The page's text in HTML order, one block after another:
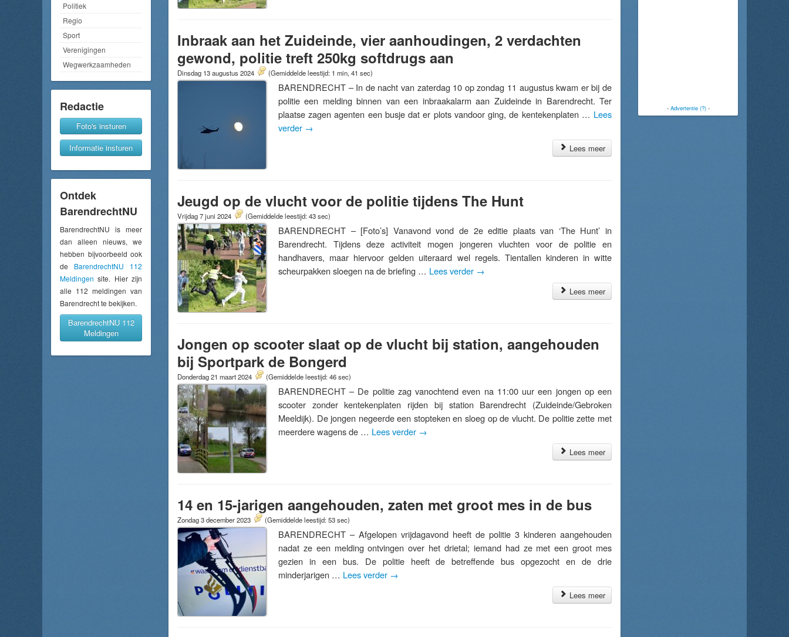
Politiek
Regio
Sport
Verenigingen
Wegwerkzaamheden
Redactie
Foto's insturen
Informatie insturen
Ontdek
BarendrechtNU
BarendrechtNU is meer
dan alleen nieuws, we
hebben bijvoorbeeld ook
de BarendrechtNU 112
Meldingen site. Hier zijn
alle 112 meldingen van
Barendrecht te bekijken.
BarendrechtNU 112
Meldingen
Inbraak aan het Zuideinde, vier aanhoudingen, 2 verdachten
gewond, politie treft 250kg softdrugs aan
Dinsdag 13 augustus 2024 (Gemiddelde leestijd: 1 min, 41 sec)
BARENDRECHT – In de nacht van zaterdag 10 op zondag 11 augustus kwam er bij de
politie een melding binnen van een inbraakalarm aan Zuideinde in Barendrecht. Ter
plaatse zagen agenten een busje dat er plots vandoor ging, de kentekenplaten … Lees
verder →
Lees meer
Jeugd op de vlucht voor de politie tijdens The Hunt
Vrijdag 7 juni 2024 (Gemiddelde leestijd: 43 sec)
BARENDRECHT – [Foto’s] Vanavond vond de 2e editie plaats van ‘The Hunt’ in
Barendrecht. Tijdens deze activiteit mogen jongeren vluchten voor de politie en
handhavers, maar hiervoor gelden uiteraard wel regels. Tientallen kinderen in witte
scheurpakken sloegen na de briefing … Lees verder →
Lees meer
Jongen op scooter slaat op de vlucht bij station, aangehouden
bij Sportpark de Bongerd
Donderdag 21 maart 2024 (Gemiddelde leestijd: 46 sec)
BARENDRECHT – De politie zag vanochtend even na 11:00 uur een jongen op een
scooter zonder kentekenplaten rijden bij station Barendrecht (Zuideinde/Gebroken
Meeldijk). De jongen negeerde een stopteken en sloeg op de vlucht. De politie zette met
meerdere wagens de … Lees verder →
Lees meer
14 en 15-jarigen aangehouden, zaten met groot mes in de bus
Zondag 3 december 2023 (Gemiddelde leestijd: 53 sec)
BARENDRECHT – Afgelopen vrijdagavond heeft de politie 3 kinderen aangehouden
nadat ze een melding ontvingen over het drietal; iemand had ze met een groot mes
gezien in een bus. De politie heeft de betreffende bus opgezocht en de drie
minderjarigen … Lees verder →
Lees meer
- Advertentie (?)-